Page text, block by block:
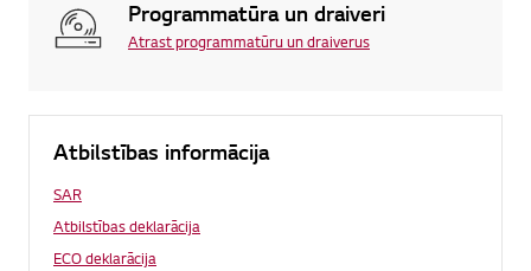
Programmatūra un draiveri
Atrast programmatūru un draiverus
Atbilstības informācija
SAR
Atbilstības deklarācija
ECO deklarācija